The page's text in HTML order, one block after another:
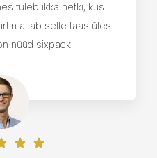
tuleb ikka hetki, kus
aitab selle taas üles
nüüd sixpack.